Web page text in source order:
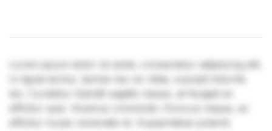
Lorem ipsum dolor sit amet, consectetur adipiscing elit.
In ligula lectus, lacinia nec ex vitae, suscipit lobortis
leo. Curabitur blandit sagittis neque, at feugiat ex
efficitur quis. Vivamus commodo rhoncus neque, ac
efficitur turpis venenatis et. Suspendisse potenti.